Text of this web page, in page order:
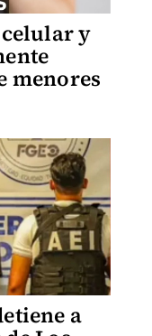
y
menores
a